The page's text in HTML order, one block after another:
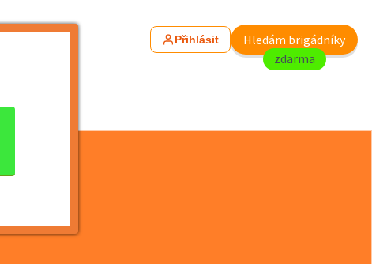
Přihlásit
Hledám brigádníky
zdarma